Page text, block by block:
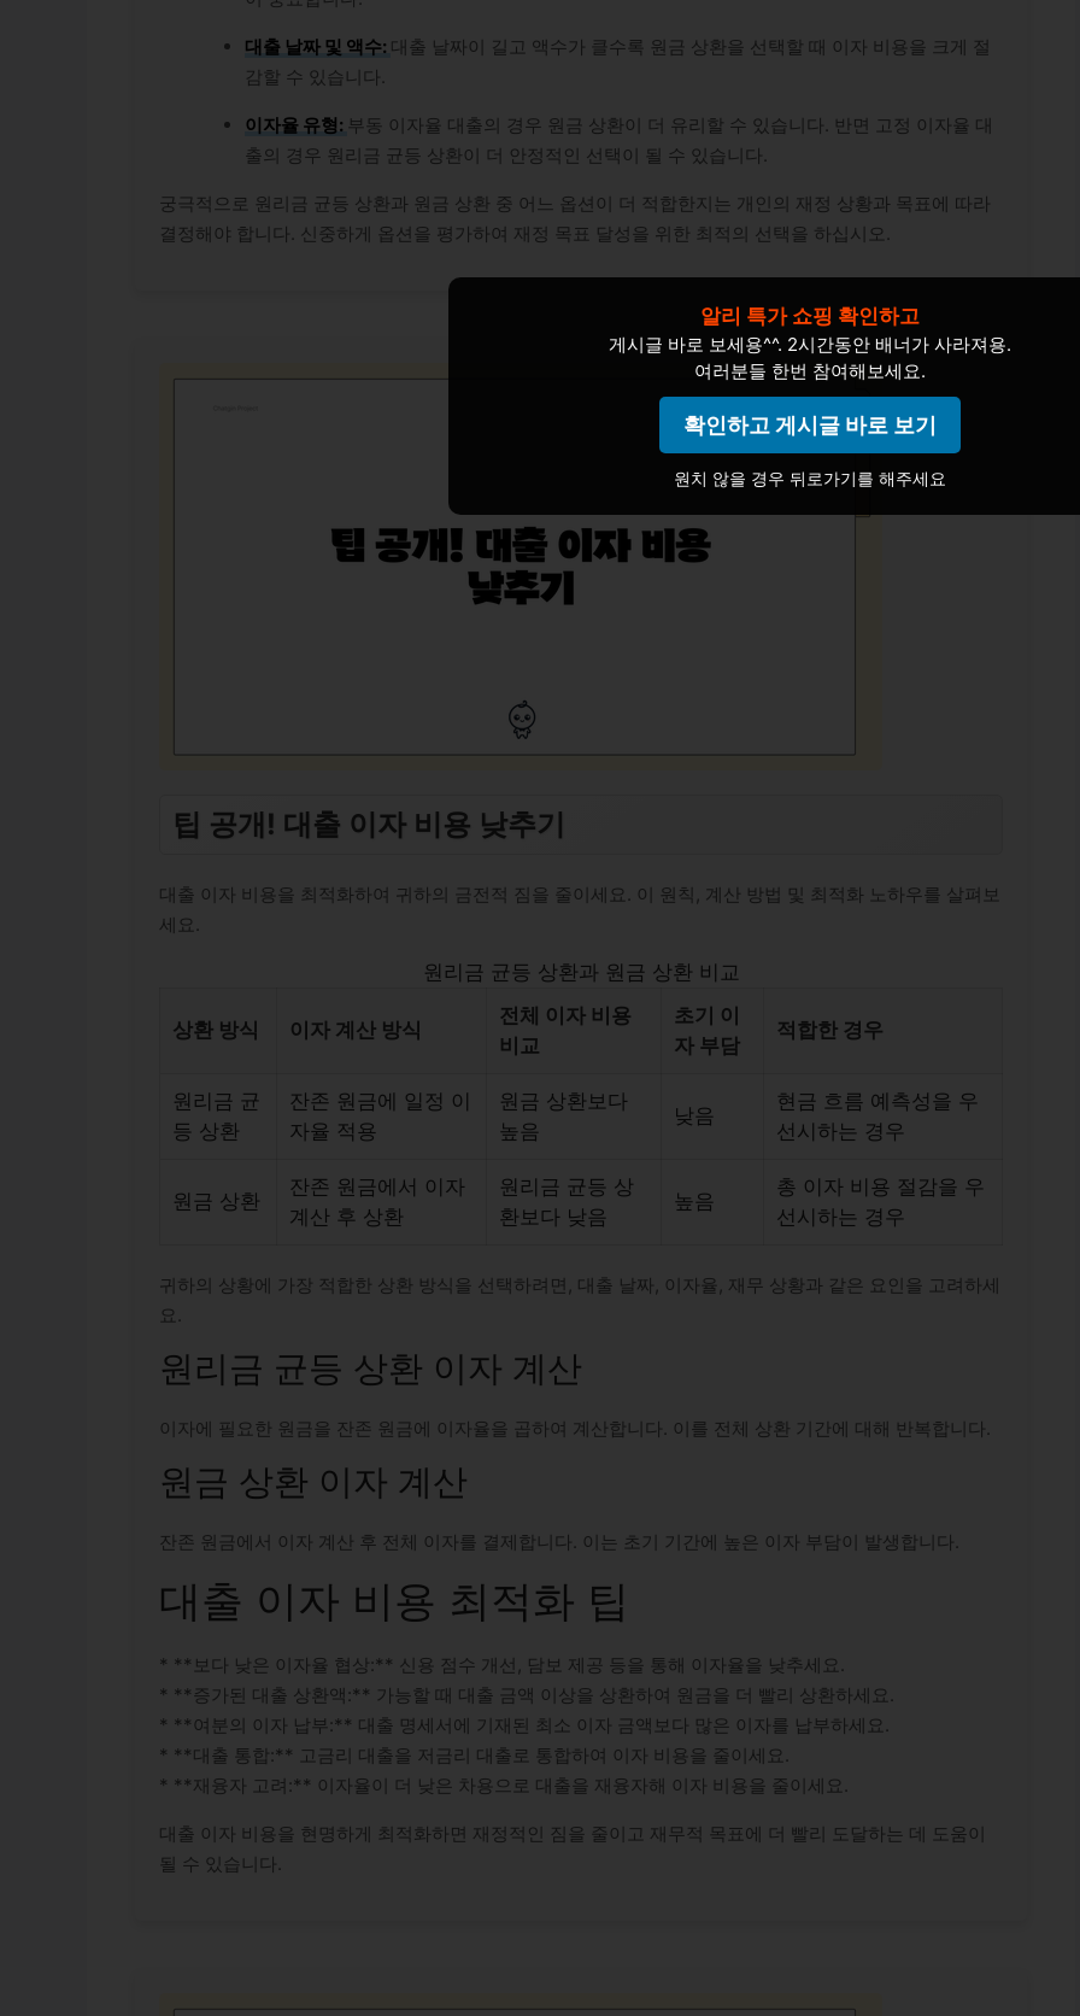
대출 날짜 및 액수: 대출 날짜이 길고 액수가 클수록 원금 상환을 선택할 때 이자 비용을 크게 절
감할 수 있습니다.
이자율 유형: 부동 이자율 대출의 경우 원금 상환이 더 유리할 수 있습니다. 반면 고정 이자율 대
출의 경우 원리금 균등 상환이 더 안정적인 선택이 될 수 있습니다.
궁극적으로 원리금 균등 상환과 원금 상환 중 어느 옵션이 더 적합한지는 개인의 재정 상황과 목표에 따라
결정해야 합니다. 신중하게 옵션을 평가하여 재정 목표 달성을 위한 최적의 선택을 하십시오.
팁 공개! 대출 이자 비용 낮추기
대출 이자 비용을 최적화하여 귀하의 금전적 짐을 줄이세요. 이 원칙, 계산 방법 및 최적화 노하우를 살펴보
세요.
원리금 균등 상환과 원금 상환 비교
상환 방식 이자 계산 방식
전체 이자 비용
비교
초기 이
자 부담
적합한 경우
원리금 균
등 상환
잔존 원금에 일정 이
자율 적용
원금 상환보다
높음
낮음
현금 흐름 예측성을 우
선시하는 경우
원금 상환
잔존 원금에서 이자
계산 후 상환
원리금 균등 상
환보다 낮음
높음
총 이자 비용 절감을 우
선시하는 경우
귀하의 상황에 가장 적합한 상환 방식을 선택하려면, 대출 날짜, 이자율, 재무 상황과 같은 요인을 고려하세
요.
원리금 균등 상환 이자 계산
이자에 필요한 원금을 잔존 원금에 이자율을 곱하여 계산합니다. 이를 전체 상환 기간에 대해 반복합니다.
원금 상환 이자 계산
잔존 원금에서 이자 계산 후 전체 이자를 결제합니다. 이는 초기 기간에 높은 이자 부담이 발생합니다.
대출 이자 비용 최적화 팁
* **보다 낮은 이자율 협상:** 신용 점수 개선, 담보 제공 등을 통해 이자율을 낮추세요.
* **증가된 대출 상환액:** 가능할 때 대출 금액 이상을 상환하여 원금을 더 빨리 상환하세요.
* **여분의 이자 납부:** 대출 명세서에 기재된 최소 이자 금액보다 많은 이자를 납부하세요.
* **대출 통합:** 고금리 대출을 저금리 대출로 통합하여 이자 비용을 줄이세요.
* **재융자 고려:** 이자율이 더 낮은 차용으로 대출을 재융자해 이자 비용을 줄이세요.
대출 이자 비용을 현명하게 최적화하면 재정적인 짐을 줄이고 재무적 목표에 더 빨리 도달하는 데 도움이
될 수 있습니다.
알리 특가 쇼핑 확인하고
게시글 바로 보세용^^. 2시간동안 배너가 사라져용.
여러분들 한번 참여해보세요.
확인하고 게시글 바로 보기
원치 않을 경우 뒤로가기를 해주세요